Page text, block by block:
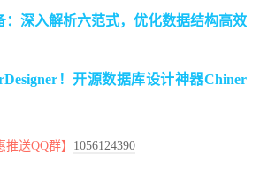
：深入解析六范式，优化数据结构高效
！开源数据库设计神器Chiner
推送QQ群】 1056124390